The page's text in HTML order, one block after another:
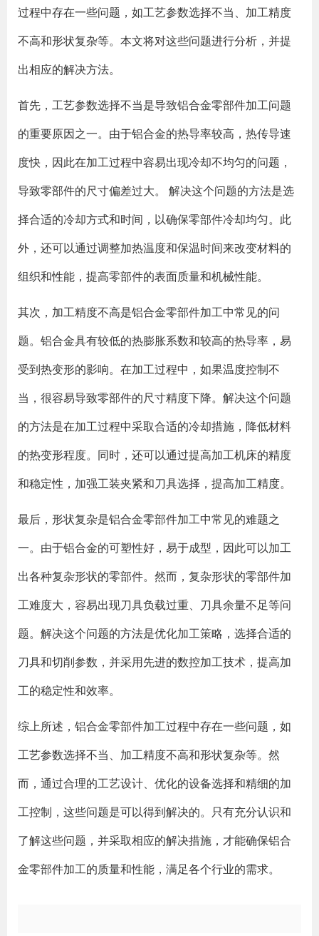
过程中存在一些问题，如工艺参数选择不当、加工精度
不高和形状复杂等。本文将对这些问题进行分析，并提
出相应的解决方法。
首先，工艺参数选择不当是导致铝合金零部件加工问题
的重要原因之一。由于铝合金的热导率较高，热传导速
度快，因此在加工过程中容易出现冷却不均匀的问题，
导致零部件的尺寸偏差过大。 解决这个问题的方法是选
择合适的冷却方式和时间，以确保零部件冷却均匀。此
外，还可以通过调整加热温度和保温时间来改变材料的
组织和性能，提高零部件的表面质量和机械性能。
其次，加工精度不高是铝合金零部件加工中常见的问
题。铝合金具有较低的热膨胀系数和较高的热导率，易
受到热变形的影响。在加工过程中，如果温度控制不
当，很容易导致零部件的尺寸精度下降。解决这个问题
的方法是在加工过程中采取合适的冷却措施，降低材料
的热变形程度。同时，还可以通过提高加工机床的精度
和稳定性，加强工装夹紧和刀具选择，提高加工精度。
最后，形状复杂是铝合金零部件加工中常见的难题之
一。由于铝合金的可塑性好，易于成型，因此可以加工
出各种复杂形状的零部件。然而，复杂形状的零部件加
工难度大，容易出现刀具负载过重、刀具余量不足等问
题。解决这个问题的方法是优化加工策略，选择合适的
刀具和切削参数，并采用先进的数控加工技术，提高加
工的稳定性和效率。
综上所述，铝合金零部件加工过程中存在一些问题，如
工艺参数选择不当、加工精度不高和形状复杂等。然
而，通过合理的工艺设计、优化的设备选择和精细的加
工控制，这些问题是可以得到解决的。只有充分认识和
了解这些问题，并采取相应的解决措施，才能确保铝合
金零部件加工的质量和性能，满足各个行业的需求。